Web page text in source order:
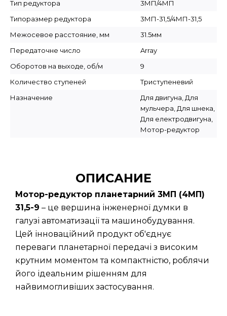
Тип редуктора
3МП/4МП
Типоразмер редуктора
3МП-31,5/4МП-31,5
Межосевое расстояние, мм
31.5мм
Передаточне число
Array
Оборотов на выходе, об/м
9
Количество ступеней
Триступеневий
Назначение
Для двигуна, Для
мульчера, Для шнека,
Для електродвигуна,
Мотор-редуктор
ОПИСАНИЕ
Мотор-редуктор планетарний 3МП (4МП)
31,5-9 – це вершина інженерної думки в
галузі автоматизації та машинобудування.
Цей інноваційний продукт об'єднує
переваги планетарної передачі з високим
крутним моментом та компактністю, роблячи
його ідеальним рішенням для
найвимогливіших застосування.